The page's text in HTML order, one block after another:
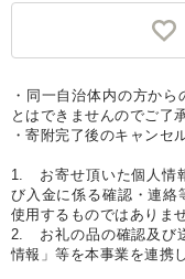
・同一自治体内の方か
とはできませんのでご了
・寄附完了後のキャンセ
1. お寄せ頂いた個人情
び入金に係る確認・連絡
使用するものではありませ
2. お礼の品の確認及び
情報」等を本事業を連携